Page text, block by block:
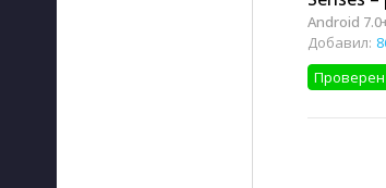
Android
Добавил:
Проверен